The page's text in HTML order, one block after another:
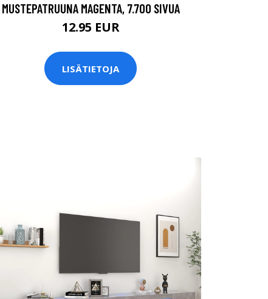
MUSTEPATRUUNA MAGENTA, 7.700 SIVUA
12.95 EUR
LISÄTIETOJA